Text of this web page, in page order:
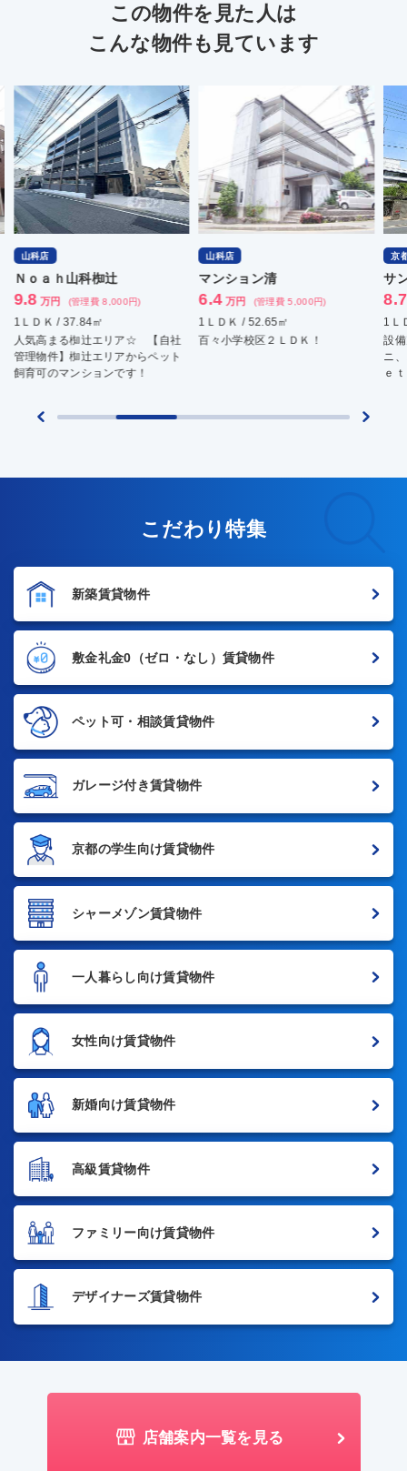
この物件を見た人は
こんな物件も見ています
円)
ア☆ 【自社
からペット
す！
マンション清
6.4 万円 (管理費 5,000円)
1ＬＤＫ / 52.65㎡
百々小学校区２ＬＤＫ！
サンクラージュ山科三
8.7 万円 (管理費 8,600円)
1ＬＤＫ / 37.01㎡
設備充実、ネット無料！
ニ、スーパー、ドラッグ
ｅｔｃ近隣は何でもアリ！
こだわり特集
新築賃貸物件
敷金礼金0 （ゼロ・なし）賃貸物件
ペット可・相談賃貸物件
ガレージ付き賃貸物件
京都の学生向け賃貸物件
シャーメゾン賃貸物件
一人暮らし向け賃貸物件
女性向け賃貸物件
新婚向け賃貸物件
高級賃貸物件
ファミリー向け賃貸物件
デザイナーズ賃貸物件
店舗案内一覧を見る